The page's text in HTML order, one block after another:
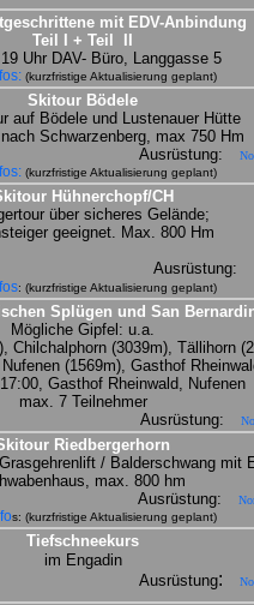
mit EDV-Anbindung
Teil I + Teil
Uhr DAV- Büro, Langgasse 5
(kurzfristige Aktualisierung geplant)
Skitour Bödele
auf Bödele und Lustenauer Hütte
Schwarzenberg, max 750 Hm
Ausrüstung:
(kurzfristige Aktualisierung geplant)
Hühnerchopf/CH
über sicheres Gelände;
geeignet. Max. 800 Hm
Ausrüstung:
: (kurzfristige Aktualisierung geplant)
Splügen und San
Mögliche Gipfel: u.a.
Chilchalphorn (3039m), Tällihorn
(1569m), Gasthof
Gasthof Rheinwald, Nufenen
max. 7 Teilnehmer
Ausrüstung:
Riedbergerhorn
/ Balderschwang mit
max. 800 hm
Ausrüstung:
s: (kurzfristige Aktualisierung geplant)
Tiefschneekurs
im Engadin
Ausrüstung: